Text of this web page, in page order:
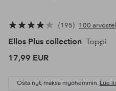
195 100
Ellos Plus collection Toppi
17,99 EUR
Osta nyt, maksa myöhemmin. Lue